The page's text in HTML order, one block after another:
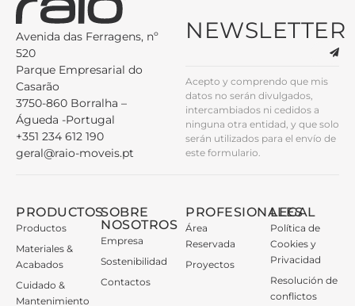
Avenida das Ferragens, nº
520
Parque Empresarial do
Casarão
3750-860 Borralha –
Águeda -Portugal
+351 234 612 190
geral@raio-moveis.pt
NEWSLETTER
Acepto y comprendo que mis
datos no serán divulgados,
intercambiados ni cedidos a
ninguna otra entidad, y que solo
serán utilizados para el envío de
este formulario.
PRODUCTOS
Productos
Materiales &
Acabados
Cuidado &
Mantenimiento
SOBRE
NOSOTROS
Empresa
Sostenibilidad
Contactos
PROFESIONALES
Área
Reservada
Proyectos
LEGAL
Política de
Cookies y
Privacidad
Resolución de
conflictos